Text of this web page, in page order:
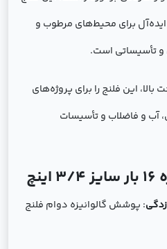
بار، گزینه‌ای ایده‌آل برای محیط‌های مرطوب و
تأسیساتی است.
این فلنج را برای پروژه‌های
آب و فاضلاب و تأسیسات
: پوشش گالوانیزه دوام فلنج